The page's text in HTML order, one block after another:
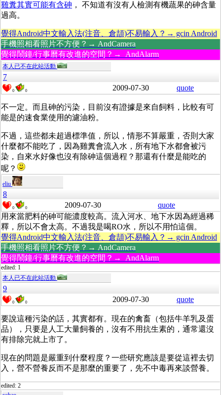
雞糞其實可能有含砷 ， 不知道有沒有人檢測有機蔬果的砷含量
過高。
覺得Android中文輸入法(注音、倉頡)不易輸入？→ gcin Android
手機照相看照片不方便？→ AndCamera
覺得鬧鐘/行事曆有改進的空間？→ AndAlarm
本人已不在此站活動
7
0 0 2009-07-30 quote
不一定。而且砷的污染，目前沒有證據是來自飼料，比較有可
能是的速食業使用的濾油粉。
不過，這些都未超過標準值，所以，情形不算嚴重，否則大家
什麼都不能吃了，因為雞糞會流入水，所有地下水都會被污
染，自來水好像也沒有除砷這個過程？那還有什麼是能吃的
呢？
eliu
8
0 0 2009-07-30
quote
用來當肥料的砷可能濃度較高。流入河水、地下水因為經過稀
釋，所以不會太高。不過我是喝RO水，所以不用怕這個。
覺得Android中文輸入法(注音、倉頡)不易輸入？→ gcin Android
手機照相看照片不方便？→ AndCamera
覺得鬧鐘/行事曆有改進的空間？→ AndAlarm
edited: 1
本人已不在此站活動
9
0 0 2009-07-30 quote
要說這種污染的話，其實都有。現在的禽畜（包括牛羊乳及蛋
品），只要是人工大量飼養的，沒有不用抗生素的，通常還沒
有排除完就上市了。
現在的問題是嚴重到什麼程度？一些研究應該是要從這裡去切
入，營不營養反而不是那麼的重要了，先不中毒再來談營養。
edited: 2